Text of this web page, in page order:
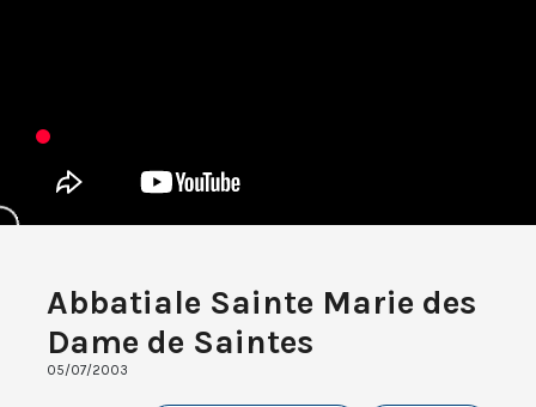
Abbatiale Sainte Marie des
Dame de Saintes
05/07/2003